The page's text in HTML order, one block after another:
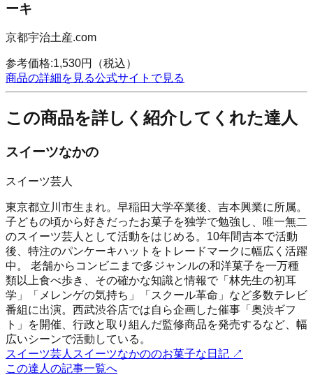
ーキ
京都宇治土産.com
参考価格:1,530円
（税込）
商品の詳細を見る公式サイトで見る
この商品を詳しく紹介してくれた達人
スイーツなかの
スイーツ芸人
東京都立川市生まれ。早稲田大学卒業後、吉本興業に所属。
子どもの頃から好きだったお菓子を独学で勉強し、唯一無二
のスイーツ芸人として活動をはじめる。10年間吉本で活動
後、特注のパンケーキハットをトレードマークに幅広く活躍
中。 老舗からコンビニまで多ジャンルの和洋菓子を一万種
類以上食べ歩き、その確かな知識と情報で「林先生の初耳
学」「メレンゲの気持ち」「スクール革命」など多数テレビ
番組に出演。西武渋谷店では自ら企画した催事「奥渋ギフ
ト」を開催、行政と取り組んだ監修商品を発売するなど、幅
広いシーンで活動している。
スイーツ芸人スイーツなかののお菓子な日記 ↗
この達人の記事一覧へ